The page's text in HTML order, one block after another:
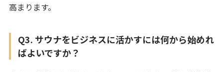
高まります。
Q3. サウナをビジネスに活かすには何から始めれ
ばよいですか？